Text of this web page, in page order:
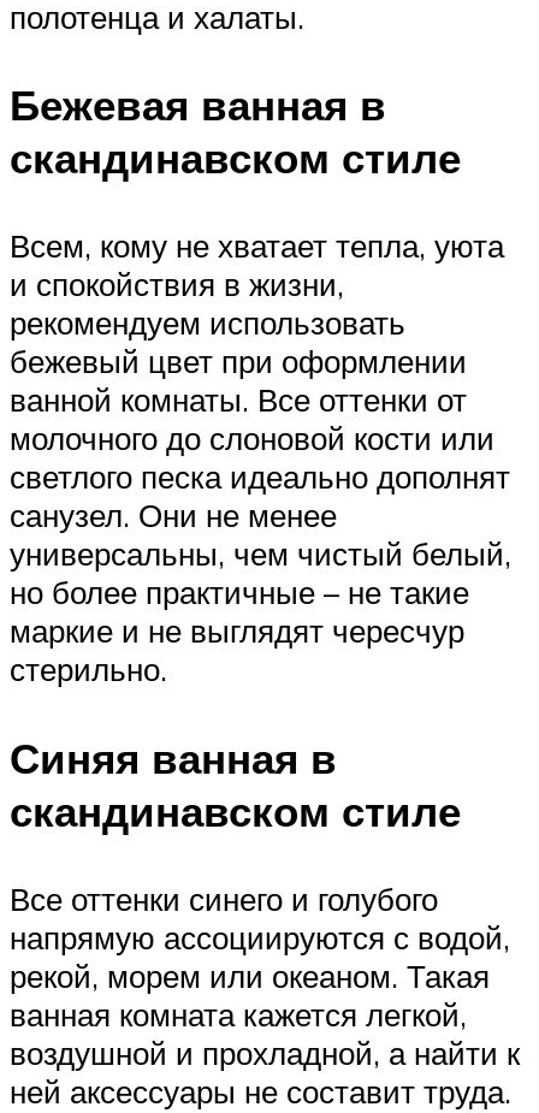
полотенца и халаты.
Бежевая ванная в
скандинавском стиле
Всем, кому не хватает тепла, уюта
и спокойствия в жизни,
рекомендуем использовать
бежевый цвет при оформлении
ванной комнаты. Все оттенки от
молочного до слоновой кости или
светлого песка идеально дополнят
санузел. Они не менее
универсальны, чем чистый белый,
но более практичные – не такие
маркие и не выглядят чересчур
стерильно.
Синяя ванная в
скандинавском стиле
Все оттенки синего и голубого
напрямую ассоциируются с водой,
рекой, морем или океаном. Такая
ванная комната кажется легкой,
воздушной и прохладной, а найти к
ней аксессуары не составит труда.